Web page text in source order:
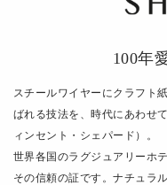
100年
スチールワイヤーにクラフト
ばれる技法を、時代にあわせ
ィンセント・シェパード）。
世界各国のラグジュアリーホ
その信頼の証です。ナチュラ